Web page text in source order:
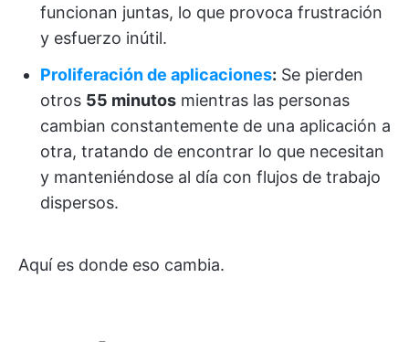
funcionan juntas, lo que provoca frustración
y esfuerzo inútil.
Proliferación de aplicaciones: Se pierden
otros 55 minutos mientras las personas
cambian constantemente de una aplicación a
otra, tratando de encontrar lo que necesitan
y manteniéndose al día con flujos de trabajo
dispersos.
Aquí es donde eso cambia.